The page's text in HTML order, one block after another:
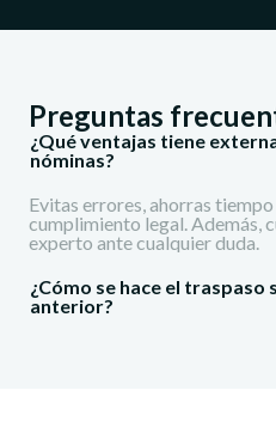
Preguntas
¿Qué ventajas tiene
nóminas?
Evitas errores, ahorras tiempo
cumplimiento legal. Además,
experto ante cualquier duda.
¿Cómo se hace el traspaso
anterior?